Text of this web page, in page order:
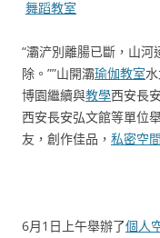
舞蹈教室
“灞浐別離腸已斷，山河
除。””山開灞瑜伽教室
博園繼續與教學西安長
西安長安弘文館等單位
友，創作佳品， 私密空間
6月1日上午舉辦了個人